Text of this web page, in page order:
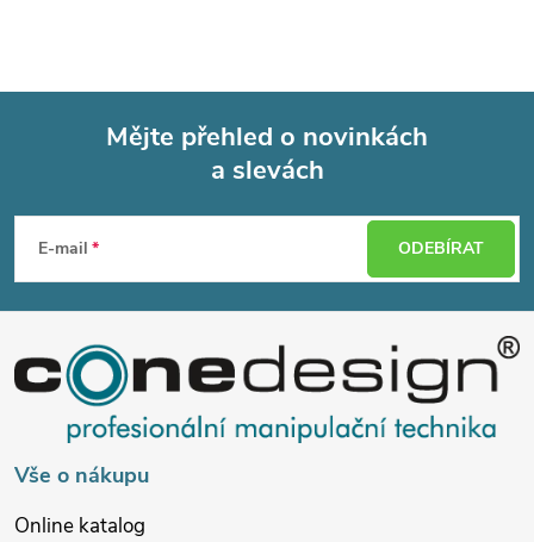
p
a
Mějte přehled o novinkách
a slevách
E-mail ODEBÍRAT
Vše o nákupu
Online katalog